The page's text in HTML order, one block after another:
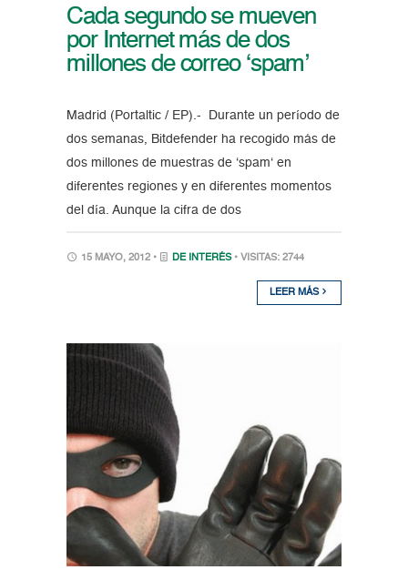
Cada segundo se mueven
por Internet más de dos
millones de correo ‘spam’
Madrid (Portaltic / EP).- Durante un período de
dos semanas, Bitdefender ha recogido más de
dos millones de muestras de ‘spam‘ en
diferentes regiones y en diferentes momentos
del día. Aunque la cifra de dos
15 MAYO, 2012 • DE INTERÉS • VISITAS: 2744
LEER MÁS